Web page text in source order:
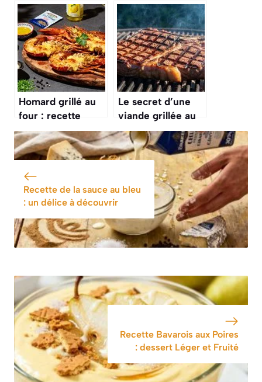
recette
savoureuse
fruits de mer : un
délice marin
Homard grillé au
four : recette
facile avec sauce
à la crème
Le secret d’une
viande grillée au
barbecue qui ne
colle jamais à la
grille, même sans
Recette de la sauce au bleu
: un délice à découvrir
Recette Bavarois aux Poires
: dessert Léger et Fruité